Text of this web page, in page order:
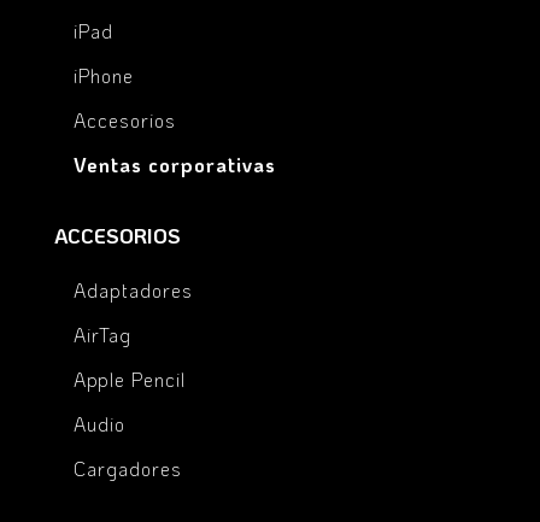
iPad
iPhone
Accesorios
Ventas corporativas
ACCESORIOS
Adaptadores
AirTag
Apple Pencil
Audio
Cargadores